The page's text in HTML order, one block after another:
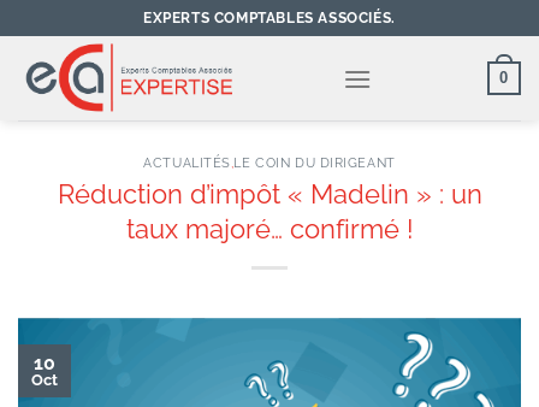
au
contenu
EXPERTS COMPTABLES ASSOCIÉS.
0
ACTUALITÉS,LE COIN DU DIRIGEANT
Réduction d’impôt « Madelin » : un
taux majoré… confirmé !
10
Oct